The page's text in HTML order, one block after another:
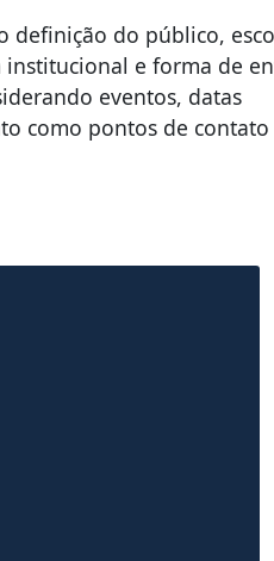
definição do público,
institucional e forma de
eventos, datas
como pontos de